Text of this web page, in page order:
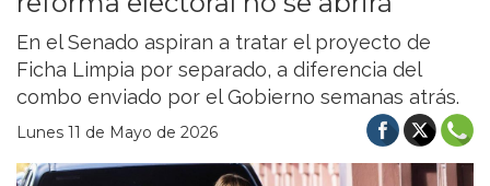
En el Senado aspiran a tratar el proyecto de
Ficha Limpia por separado, a diferencia del
combo enviado por el Gobierno semanas atrás.
Lunes 11 de Mayo de 2026